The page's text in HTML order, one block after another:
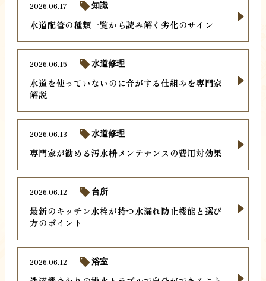
水道配管の種類一覧から読み解く劣化のサイン
2026.06.17 知識
水道を使っていないのに音がする仕組みを専門家
解説
2026.06.15 水道修理
専門家が勧める汚水枡メンテナンスの費用対効果
2026.06.13 水道修理
最新のキッチン水栓が持つ水漏れ防止機能と選び
方のポイント
2026.06.12 台所
2026.06.12 浴室